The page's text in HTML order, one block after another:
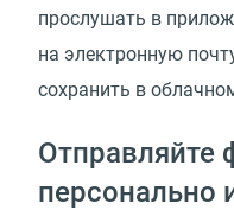
прослушать в
на электронную
сохранить в
Отправляйте
персонально